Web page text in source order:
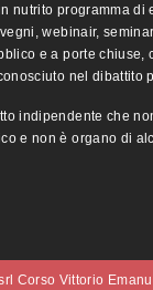
nutrito programma di
webinair,
e a porte chiuse,
nel dibattito
indipendente che
e non è organo di
Corso Vittorio